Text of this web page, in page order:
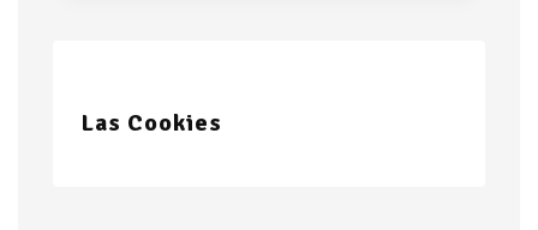
Las Cookies